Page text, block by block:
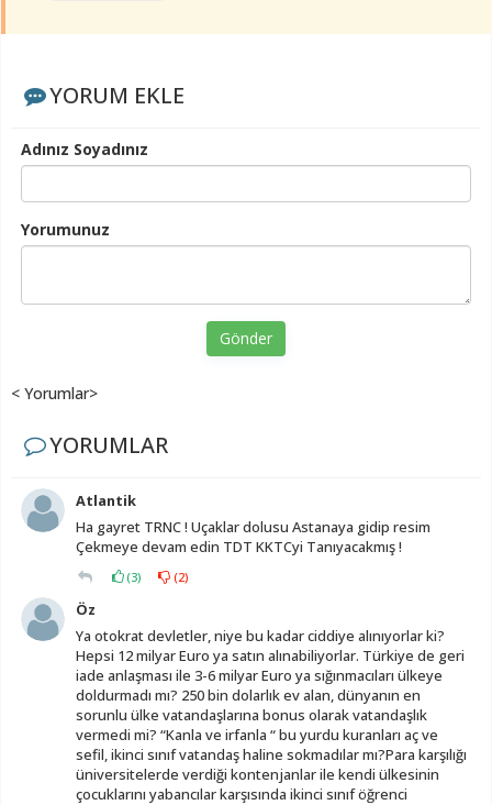
YORUM EKLE
Adınız Soyadınız
Yorumunuz
Gönder
< Yorumlar>
YORUMLAR
Atlantik
Ha gayret TRNC ! Uçaklar dolusu Astanaya gidip resim
Çekmeye devam edin TDT KKTCyi Tanıyacakmış !
(3) (2)
Öz
Ya otokrat devletler, niye bu kadar ciddiye alınıyorlar ki?
Hepsi 12 milyar Euro ya satın alınabiliyorlar. Türkiye de geri
iade anlaşması ile 3-6 milyar Euro ya sığınmacıları ülkeye
doldurmadı mı? 250 bin dolarlık ev alan, dünyanın en
sorunlu ülke vatandaşlarına bonus olarak vatandaşlık
vermedi mi? “Kanla ve irfanla “ bu yurdu kuranları aç ve
sefil, ikinci sınıf vatandaş haline sokmadılar mı?Para karşılığı
üniversitelerde verdiği kontenjanlar ile kendi ülkesinin
çocuklarını yabancılar karşısında ikinci sınıf öğrenci